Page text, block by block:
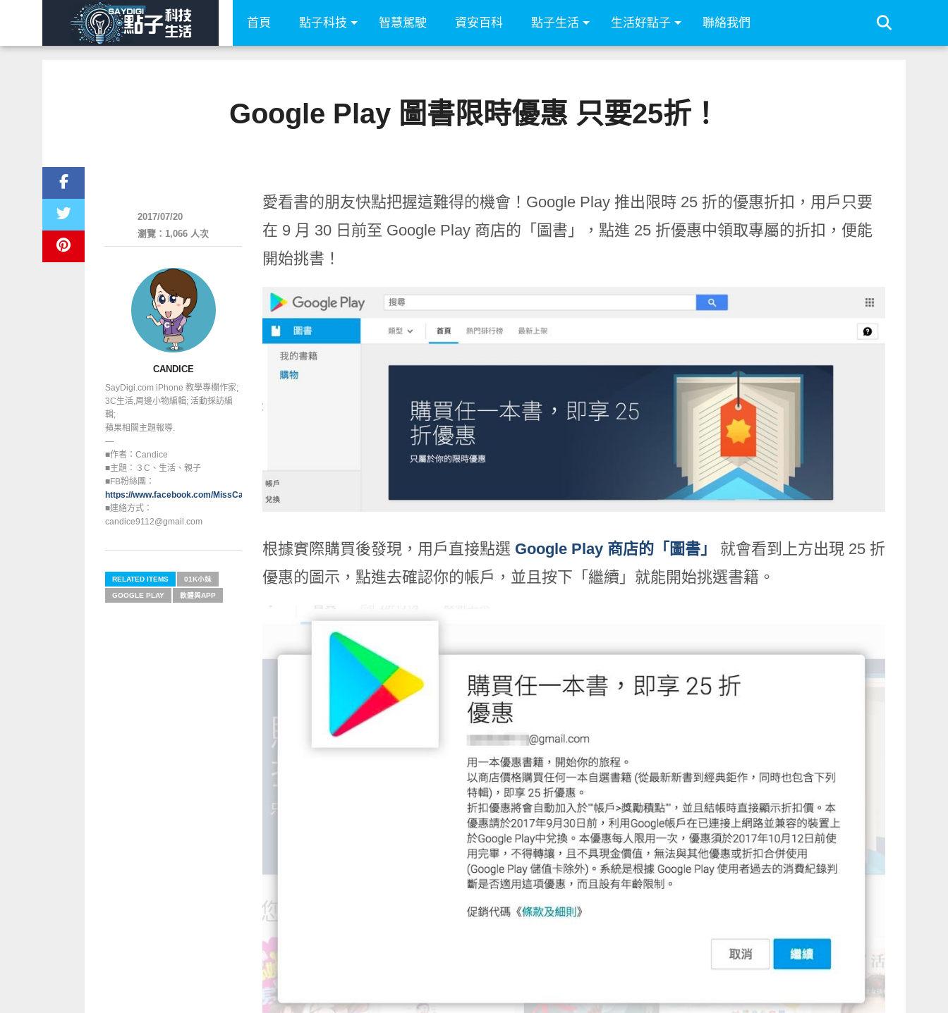
首頁 點子科技 智慧駕駛 資安百科 點子生活 生活好點子 聯絡我們
Google Play 圖書限時優惠 只要25折！
愛看書的朋友快點把握這難得的機會！Google Play 推出限時 25 折的優惠折扣，用戶只要
在 9 月 30 日前至 Google Play 商店的「圖書」，點進 25 折優惠中領取專屬的折扣，便能
開始挑書！
根據實際購買後發現，用戶直接點選 Google Play 商店的「圖書」
就會看到上方出現 25 折
優惠的圖示，點進去確認你的帳戶，並且按下「繼續」就能開始挑選書籍。
2017/07/20
瀏覽：1,066 人次
CANDICE
SayDigi.com iPhone 教學專欄作家;
3C生活,周邊小物編輯; 活動採訪編
輯;
蘋果相關主題報導.
—
■作者：Candice
■主題：３C、生活、親子
■FB粉絲團：
https://www.facebook.com/MissCandice112
■連絡方式：
candice9112@gmail.com
RELATED ITEMS 01K小妹
GOOGLE PLAY 軟體與APP